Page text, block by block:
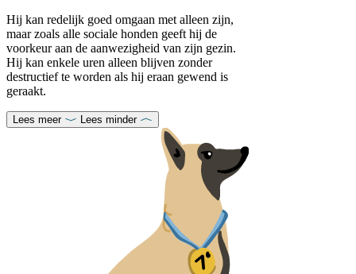
Hij kan redelijk goed omgaan met alleen zijn,
maar zoals alle sociale honden geeft hij de
voorkeur aan de aanwezigheid van zijn gezin.
Hij kan enkele uren alleen blijven zonder
destructief te worden als hij eraan gewend is
geraakt.
Lees meer Lees minder